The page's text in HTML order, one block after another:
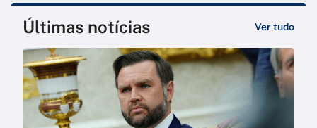
Últimas notícias Ver tudo